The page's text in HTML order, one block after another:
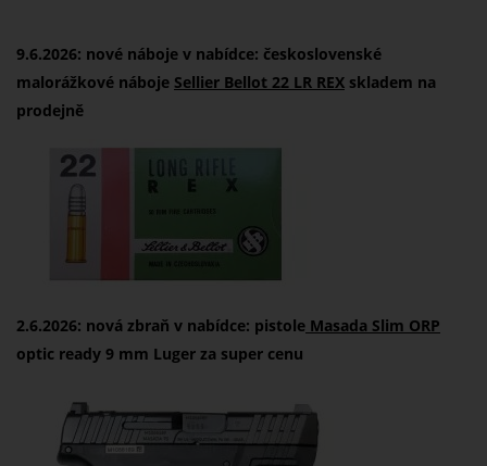
9.6.2026: nové náboje v nabídce: československé
malorážkové náboje Sellier Bellot 22 LR REX skladem na
prodejně
2.6.2026: nová zbraň v nabídce: pistole Masada Slim ORP
optic ready 9 mm Luger za super cenu